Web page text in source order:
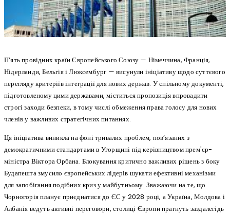
П’ять провідних країн Європейського Союзу — Німеччина, Франція,
Нідерланди, Бельгія і Люксембург — висунули ініціативу щодо суттєвого
перегляду критеріїв інтеграції для нових держав. У спільному документі,
підготовленому цими державами, міститься пропозиція впровадити
строгі заходи безпеки, в тому числі обмеження права голосу для нових
членів у важливих стратегічних питаннях.
Ця ініціатива виникла на фоні тривалих проблем, пов’язаних з
демократичними стандартами в Угорщині під керівництвом прем'єр-
міністра Віктора Орбана. Блокування критично важливих рішень з боку
Будапешта змусило європейських лідерів шукати ефективні механізми
для запобігання подібних криз у майбутньому. Зважаючи на те, що
Чорногорія планує приєднатися до ЄС у 2028 році, а Україна, Молдова і
Албанія ведуть активні переговори, столиці Європи прагнуть заздалегідь